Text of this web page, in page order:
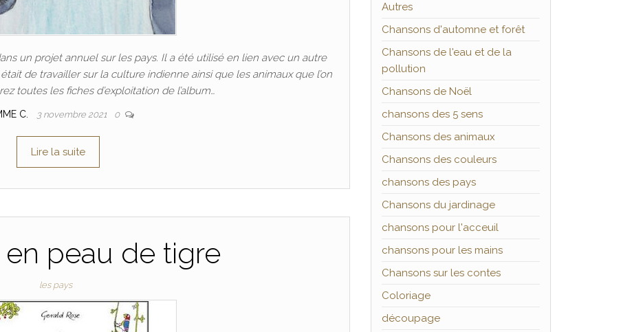
un projet annuel sur les pays. Il a été utilisé en lien avec un autre
de travailler sur la culture indienne ainsi que les animaux que l’on
toutes les fiches d’exploitation de l’album…
C. 3 novembre 2021 0
Lire la suite
en peau de tigre
les pays
Autres
Chansons d'automne et forêt
Chansons de l'eau et de la
pollution
Chansons de Noël
chansons des 5 sens
Chansons des animaux
Chansons des couleurs
chansons des pays
Chansons du jardinage
chansons pour l'acceuil
chansons pour les mains
Chansons sur les contes
Coloriage
découpage